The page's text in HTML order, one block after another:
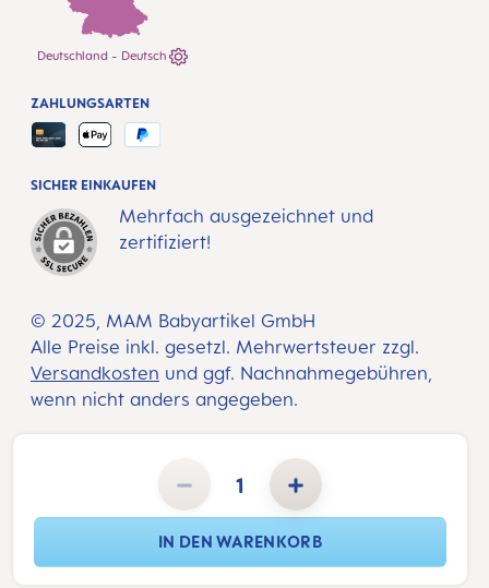
Produkt Anzahl: Gib den gewünschten Wert ein oder benutze die Schaltflächen um die Anzahl zu
IN DEN WARENKORB
Deutschland - Deutsch
© 2025, MAM Babyartikel GmbH
Alle Preise inkl. gesetzl. Mehrwertsteuer zzgl.
Versandkosten und ggf. Nachnahmegebühren,
wenn nicht anders angegeben.
SICHER EINKAUFEN
Mehrfach ausgezeichnet und
zertifiziert!
ZAHLUNGSARTEN